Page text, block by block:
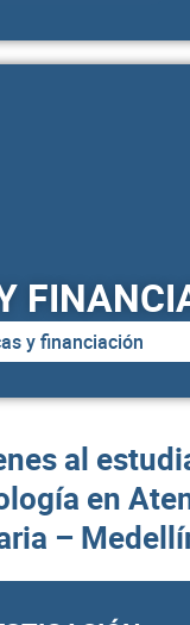
y financiación
al
en
–